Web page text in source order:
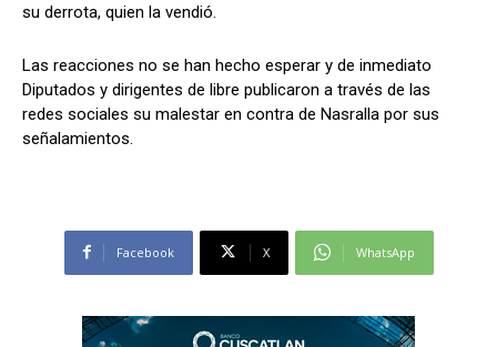
su derrota, quien la vendió.
Las reacciones no se han hecho esperar y de inmediato
Diputados y dirigentes de libre publicaron a través de las
redes sociales su malestar en contra de Nasralla por sus
señalamientos.
Facebook X WhatsApp